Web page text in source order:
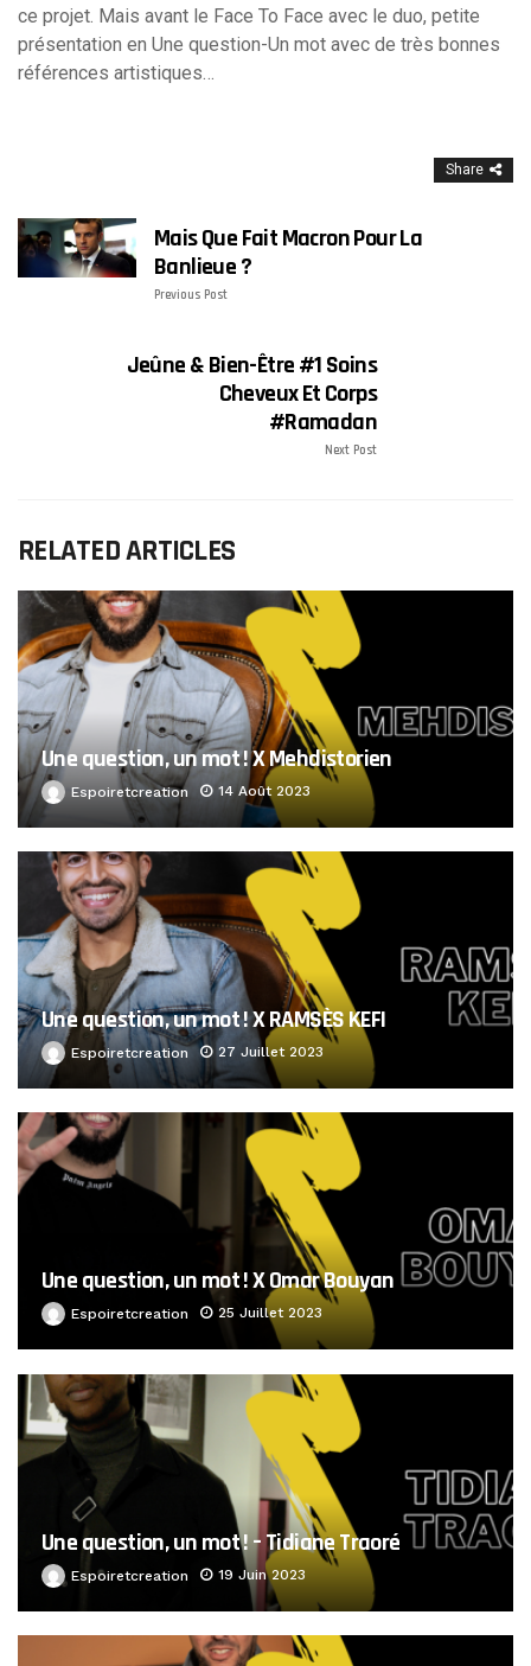
ce projet. Mais avant le Face To Face avec le duo, petite
présentation en Une question-Un mot avec de très bonnes
références artistiques…
Share
Mais Que Fait Macron Pour La
Banlieue ?
Previous Post
Jeûne & Bien-Être #1 Soins
Cheveux Et Corps
#Ramadan
Next Post
RELATED ARTICLES
Une question, un mot ! X Mehdistorien
Espoiretcreation 14 Août 2023
Une question, un mot ! X RAMSÈS KEFI
Espoiretcreation 27 Juillet 2023
Une question, un mot ! X Omar Bouyan
Espoiretcreation 25 Juillet 2023
Une question, un mot ! – Tidiane Traoré
Espoiretcreation 19 Juin 2023